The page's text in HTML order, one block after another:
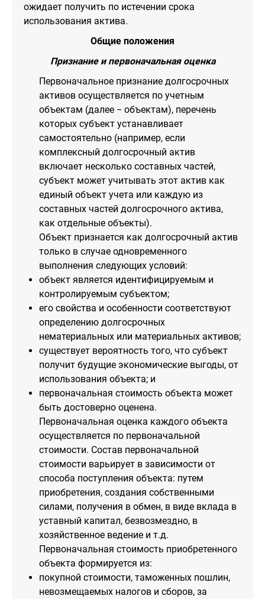
ожидает получить по истечении срока
использования актива.
Общие положения
Признание и первоначальная оценка
Первоначальное признание долгосрочных
активов осуществляется по учетным
объектам (далее − объектам), перечень
которых субъект устанавливает
самостоятельно (например, если
комплексный долгосрочный актив
включает несколько составных частей,
субъект может учитывать этот актив как
единый объект учета или каждую из
составных частей долгосрочного актива,
как отдельные объекты).
Объект признается как долгосрочный актив
только в случае одновременного
выполнения следующих условий:
объект является идентифицируемым и
контролируемым субъектом;
его свойства и особенности соответствуют
определению долгосрочных
нематериальных или материальных активов;
существует вероятность того, что субъект
получит будущие экономические выгоды, от
использования объекта; и
первоначальная стоимость объекта может
быть достоверно оценена.
Первоначальная оценка каждого объекта
осуществляется по первоначальной
стоимости. Состав первоначальной
стоимости варьирует в зависимости от
способа поступления объекта: путем
приобретения, создания собственными
силами, получения в обмен, в виде вклада в
уставный капитал, безвозмездно, в
хозяйственное ведение и т.д.
Первоначальная стоимость приобретенного
объекта формируется из:
покупной стоимости, таможенных пошлин,
невозмещаемых налогов и сборов, за